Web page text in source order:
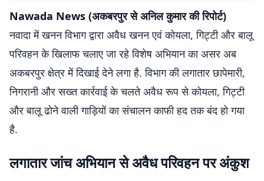
Nawada News (अकबरपुर से अनिल कुमार की रिपोर्ट)
नवादा में खनन विभाग द्वारा अवैध खनन एवं कोयला, गिट्टी और बालू
परिवहन के खिलाफ चलाए जा रहे विशेष अभियान का असर अब
अकबरपुर क्षेत्र में दिखाई देने लगा है. विभाग की लगातार छापेमारी,
निगरानी और सख्त कार्रवाई के चलते अवैध रूप से कोयला, गिट्टी
और बालू ढोने वाली गाड़ियों का संचालन काफी हद तक बंद हो गया
है.
लगातार जांच अभियान से अवैध परिवहन पर अंकुश